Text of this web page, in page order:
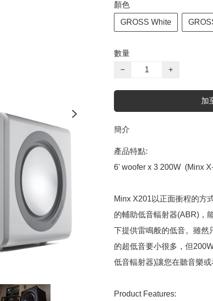
顏色
GROSS White
數量
−
+
加
簡介
產品特點:
6' woofer x 3 200W  (Minx
Minx X201以正面衝程的方
的輔助低音輻射器(ABR)，
下提供雷鳴般的低音。雖然
的超低音要小很多，但
低音輻射器)讓您在聽音樂
Product Features: